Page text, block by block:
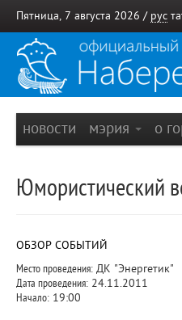
Пятница, 7 августа 2026 / рус
новости мэрия о
Юмористический
ОБЗОР СОБЫТИЙ
Место проведения: ДК "Энергетик"
Дата проведения: 24.11.2011
Начало: 19:00